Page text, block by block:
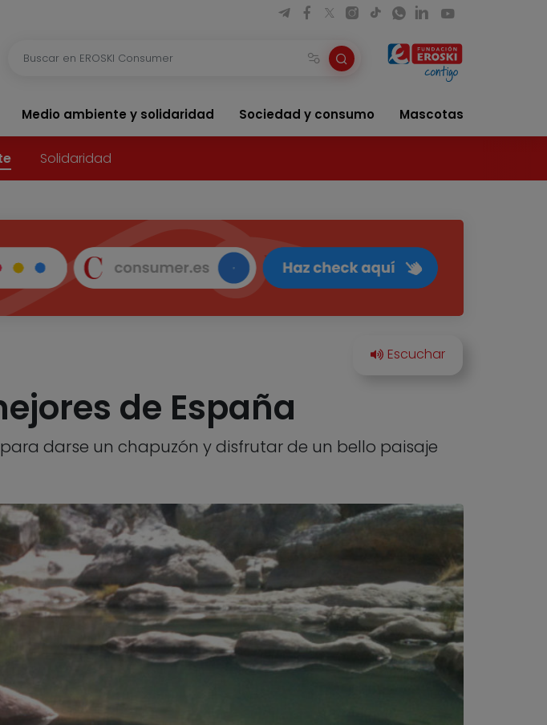
Medio ambiente y solidaridad Sociedad y consumo Mascotas
Solidaridad
de España
darse un chapuzón y disfrutar de un bello paisaje